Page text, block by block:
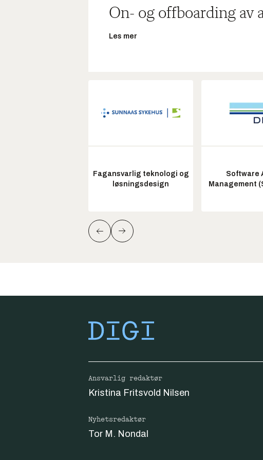
On- og offboarding av
Les mer
Fagansvarlig teknologi og
løsningsdesign
Software
Management
Ansvarlig redaktør
Kristina Fritsvold Nilsen
Nyhetsredaktør
Tor M. Nondal